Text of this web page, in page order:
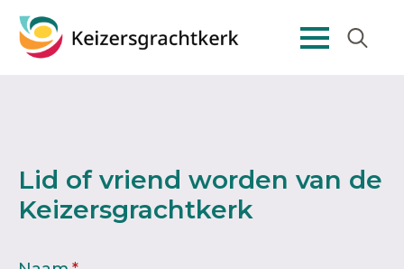
Lid of vriend worden van de
Keizersgrachtkerk